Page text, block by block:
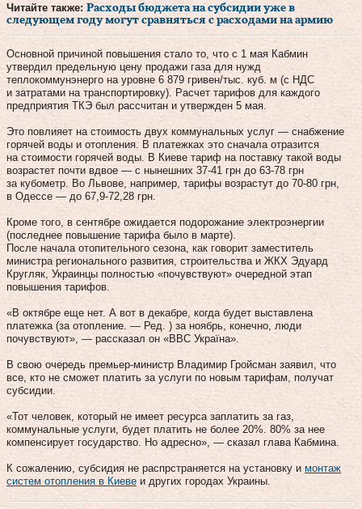
Читайте также: Расходы бюджета на субсидии уже в
следующем году могут сравняться с расходами на армию
Основной причиной повышения стало то, что с 1 мая Кабмин
утвердил предельную цену продажи газа для нужд
теплокоммунэнерго на уровне 6 879 гривен/тыс. куб. м (с НДС
и затратами на транспортировку). Расчет тарифов для каждого
предприятия ТКЭ был рассчитан и утвержден 5 мая.
Это повлияет на стоимость двух коммунальных услуг — снабжение
горячей воды и отопления. В платежках это сначала отразится
на стоимости горячей воды. В Киеве тариф на поставку такой воды
возрастет почти вдвое — с нынешних 37-41 грн до 63-78 грн
за кубометр. Во Львове, например, тарифы возрастут до 70-80 грн,
в Одессе — до 67,9-72,28 грн.
Кроме того, в сентябре ожидается подорожание электроэнергии
(последнее повышение тарифа было в марте).
После начала отопительного сезона, как говорит заместитель
министра регионального развития, строительства и ЖКХ Эдуард
Кругляк, Украинцы полностью «почувствуют» очередной этап
повышения тарифов.
«В октябре еще нет. А вот в декабре, когда будет выставлена
платежка (за отопление. — Ред. ) за ноябрь, конечно, люди
почувствуют», — рассказал он «ВВС Україна».
В свою очередь премьер-министр Владимир Гройсман заявил, что
все, кто не сможет платить за услуги по новым тарифам, получат
субсидии.
«Тот человек, который не имеет ресурса заплатить за газ,
коммунальные услуги, будет платить не более 20%. 80% за нее
компенсирует государство. Но адресно», — сказал глава Кабмина.
К сожалению, субсидия не распрстраняется на установку и монтаж
систем отопления в Киеве и других городах Украины.